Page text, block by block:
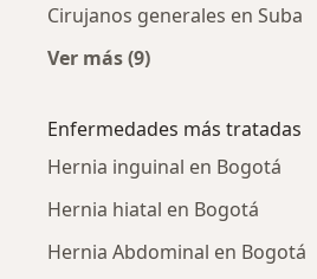
Cirujanos generales en Suba
Ver más (9)
Enfermedades más tratadas
Hernia inguinal en Bogotá
Hernia hiatal en Bogotá
Hernia Abdominal en Bogotá